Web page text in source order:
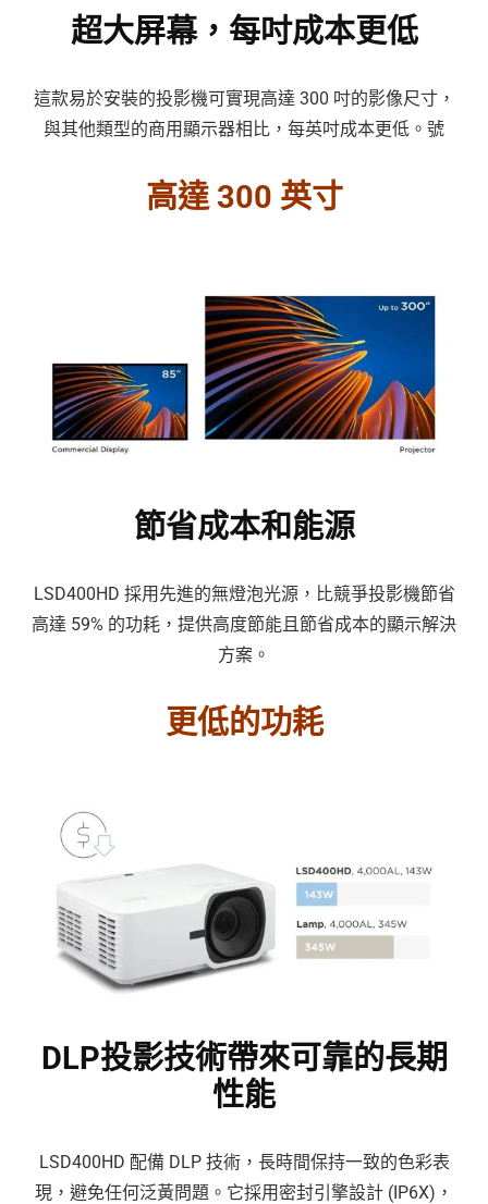
超大屏幕，每吋成本更低
這款易於安裝的投影機可實現高達 300 吋的影像尺寸，
與其他類型的商用顯示器相比，每英吋成本更低。號
高達 300 英寸
節省成本和能源
LSD400HD 採用先進的無燈泡光源，比競爭投影機節省
高達 59% 的功耗，提供高度節能且節省成本的顯示解決
方案。
更低的功耗
DLP投影技術帶來可靠的長期
性能
LSD400HD 配備 DLP 技術，長時間保持一致的色彩表
現，避免任何泛黃問題。它採用密封引擎設計 (IP6X)，